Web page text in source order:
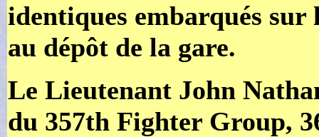
identiques embarqués sur
au dépôt de la gare.
Le Lieutenant John
du 357th Fighter Group,